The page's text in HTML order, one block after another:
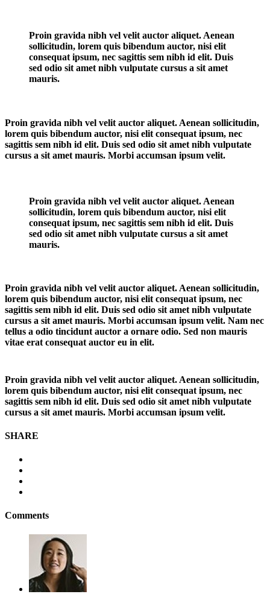
Proin gravida nibh vel velit auctor aliquet. Aenean
sollicitudin, lorem quis bibendum auctor, nisi elit
consequat ipsum, nec sagittis sem nibh id elit. Duis
sed odio sit amet nibh vulputate cursus a sit amet
mauris.
Proin gravida nibh vel velit auctor aliquet. Aenean sollicitudin,
lorem quis bibendum auctor, nisi elit consequat ipsum, nec
sagittis sem nibh id elit. Duis sed odio sit amet nibh vulputate
cursus a sit amet mauris. Morbi accumsan ipsum velit.
Proin gravida nibh vel velit auctor aliquet. Aenean
sollicitudin, lorem quis bibendum auctor, nisi elit
consequat ipsum, nec sagittis sem nibh id elit. Duis
sed odio sit amet nibh vulputate cursus a sit amet
mauris.
Proin gravida nibh vel velit auctor aliquet. Aenean sollicitudin,
lorem quis bibendum auctor, nisi elit consequat ipsum, nec
sagittis sem nibh id elit. Duis sed odio sit amet nibh vulputate
cursus a sit amet mauris. Morbi accumsan ipsum velit. Nam nec
tellus a odio tincidunt auctor a ornare odio. Sed non mauris
vitae erat consequat auctor eu in elit.
Proin gravida nibh vel velit auctor aliquet. Aenean sollicitudin,
lorem quis bibendum auctor, nisi elit consequat ipsum, nec
sagittis sem nibh id elit. Duis sed odio sit amet nibh vulputate
cursus a sit amet mauris. Morbi accumsan ipsum velit.
SHARE
Comments